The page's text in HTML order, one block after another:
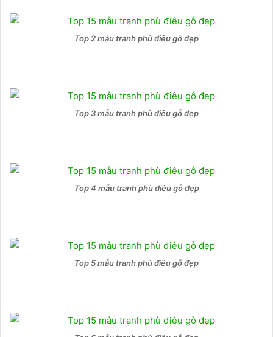
Top 2 mẫu tranh phù điêu gỗ đẹp
Top 3 mẫu tranh phù điêu gỗ đẹp
Top 4 mẫu tranh phù điêu gỗ đẹp
Top 5 mẫu tranh phù điêu gỗ đẹp